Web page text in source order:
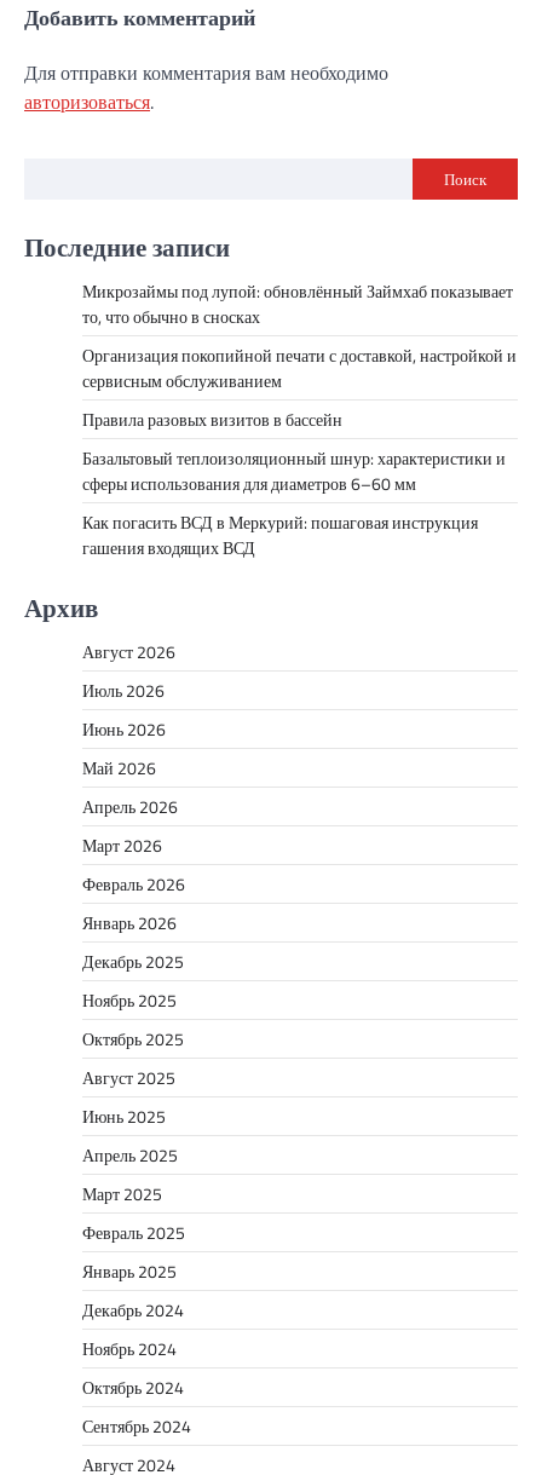
Добавить комментарий
Для отправки комментария вам необходимо
авторизоваться.
Поиск
Последние записи
Микрозаймы под лупой: обновлённый Займхаб показывает
то, что обычно в сносках
Организация покопийной печати с доставкой, настройкой и
сервисным обслуживанием
Правила разовых визитов в бассейн
Базальтовый теплоизоляционный шнур: характеристики и
сферы использования для диаметров 6–60 мм
Как погасить ВСД в Меркурий: пошаговая инструкция
гашения входящих ВСД
Архив
Август 2026
Июль 2026
Июнь 2026
Май 2026
Апрель 2026
Март 2026
Февраль 2026
Январь 2026
Декабрь 2025
Ноябрь 2025
Октябрь 2025
Август 2025
Июнь 2025
Апрель 2025
Март 2025
Февраль 2025
Январь 2025
Декабрь 2024
Ноябрь 2024
Октябрь 2024
Сентябрь 2024
Август 2024